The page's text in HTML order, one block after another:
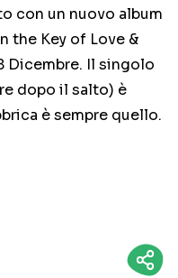
con un nuovo album
the Key of Love &
Dicembre. Il singolo
dopo il salto) è
è sempre quello.